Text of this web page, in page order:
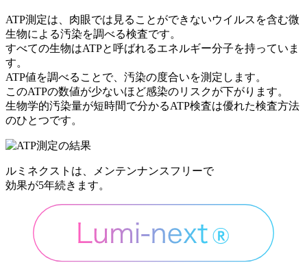
ATP測定は、肉眼では見ることができないウイルスを含む微
生物による汚染を調べる検査です。
すべての生物はATPと呼ばれるエネルギー分子を持っていま
す。
ATP値を調べることで、汚染の度合いを測定します。
このATPの数値が少ないほど感染のリスクが下がります。
生物学的汚染量が短時間で分かるATP検査は優れた検査方法
のひとつです。
ルミネクストは、メンテンナンスフリーで
効果が5年続きます。